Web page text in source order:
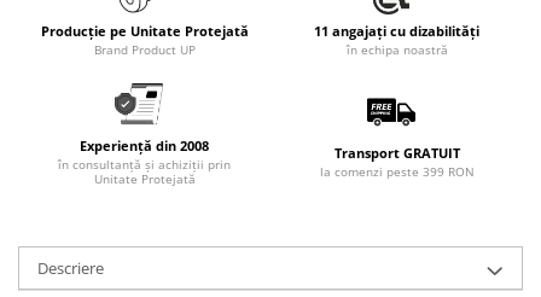
Maturi, mopuri si galeti
Hartie igienica, prosoape hartie si
Articole pentru rufe, casa,
geamuri, mobila
Articole pentru birou, suprafete,
Saci de gunoi
Producție pe Unitate Protejată
Brand Product UP
11 angajați cu dizabilități
în echipa noastră
Experiență din 2008
în consultanță și achiziții prin
Unitate Protejată
Transport GRATUIT
la comenzi peste 399 RON
Descriere